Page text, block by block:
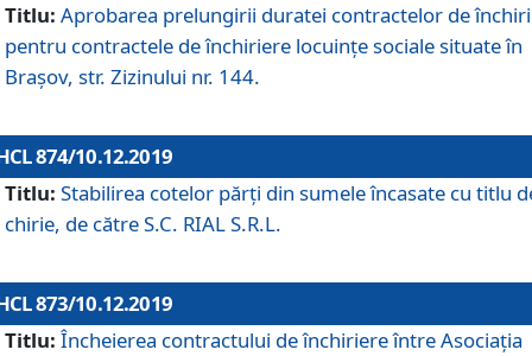
Titlu: Aprobarea prelungirii duratei contractelor de
pentru contractele de închiriere locuinţe sociale situate în
Braşov, str. Zizinului nr. 144.
874/10.12.2019
Titlu: Stabilirea cotelor părți din sumele încasate cu titlu
chirie, de către S.C. RIAL S.R.L.
873/10.12.2019
Titlu: Încheierea contractului de închiriere între Asociația